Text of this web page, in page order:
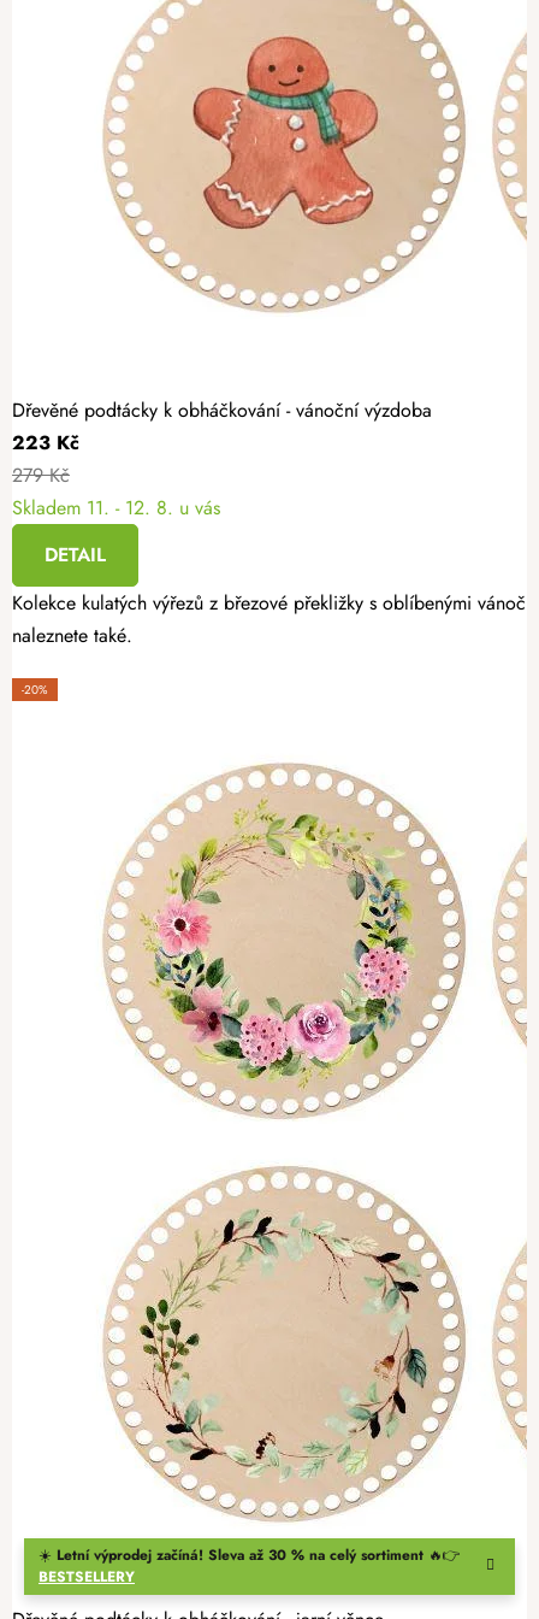
☀️ Letní výprodej začíná! Sleva až 30 % na celý sortiment 🔥👉
BESTSELLERY
Dřevěné podtácky k obháčkování - vánoční výzdoba
223 Kč
279 Kč
Skladem 11. - 12. 8. u vás
DETAIL
Kolekce kulatých výřezů z březové překližky s oblíbenými
naleznete také.
-20%